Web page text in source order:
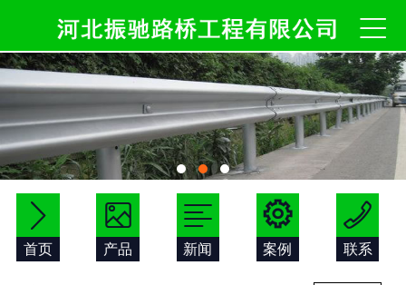


首页

产品

新闻

案例

联系